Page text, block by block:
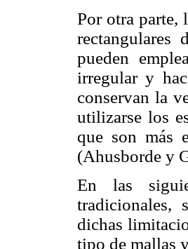
Por otra parte,
pueden
irregular y
conservan la
utilizarse los
que son más
(Ahusborde y
En las
tradicionales,
dichas
tipo de mallas